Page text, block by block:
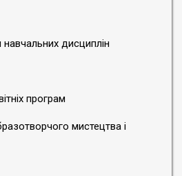
дисциплін
програм
мистецтва і